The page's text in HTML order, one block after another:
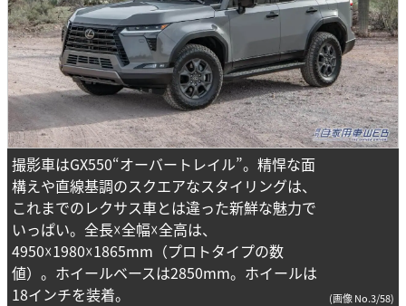
撮影車はGX550“オーバートレイル”。精悍な面
構えや直線基調のスクエアなスタイリングは、
これまでのレクサス車とは違った新鮮な魅力で
いっぱい。全長☓全幅☓全高は、
4950☓1980☓1865mm（プロトタイプの数
値）。ホイールベースは2850mm。ホイールは
18インチを装着。
(画像 No.3/58)